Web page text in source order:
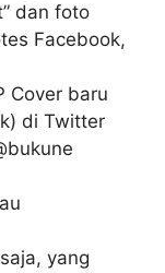
dan foto
Facebook,
Cover baru
di Twitter
yang